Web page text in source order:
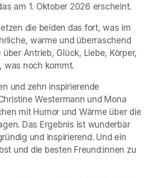
am 1. Oktober 2026 erscheint.
die beiden das fort, was im
warme und überraschend
Antrieb, Glück, Liebe, Körper,
was noch kommt.
und zehn inspirierende
Westermann und Mona
mit Humor und Wärme über die
Das Ergebnis ist wunderbar
und inspirierend. Und ein
und die besten Freund:innen zu